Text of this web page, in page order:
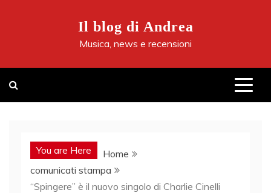
Il blog di Andrea
Musica, news e recensioni
You are Here
Home
comunicati stampa
“Spingere” è il nuovo singolo di Charlie Cinelli